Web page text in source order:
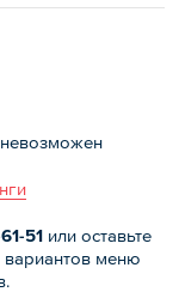
невозможен
51или оставьте
меню